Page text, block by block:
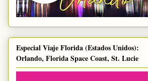
Especial Viaje Florida (Estados Unidos):
Orlando, Florida Space Coast, St. Lucie